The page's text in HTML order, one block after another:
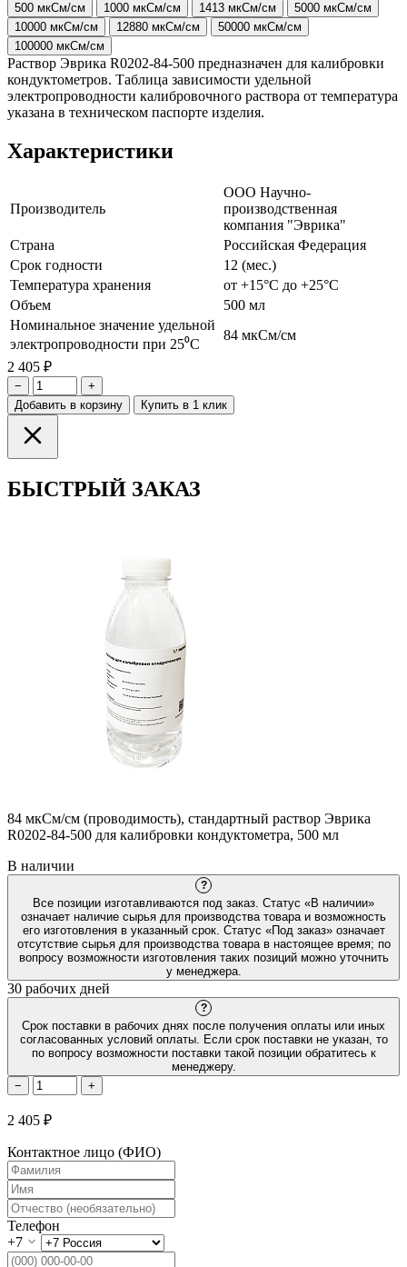
500 мкСм/см
1000 мкСм/см 1413 мкСм/см
5000 мкСм/см
10000 мкСм/см
12880 мкСм/см
50000 мкСм/см
100000 мкСм/см
Раствор Эврика R0202-84-500 предназначен для калибровки
кондуктометров. Таблица зависимости удельной
электропроводности калибровочного раствора от температура
указана в техническом паспорте изделия.
Характеристики
Производитель
ООО Научно-
производственная
компания "Эврика"
Страна
Российская Федерация
Срок годности
12 (мес.)
Температура хранения
от +15°С до +25°С
Объем
500 мл
Номинальное значение удельной
электропроводности при 25⁰С
84 мкСм/см
2 405 ₽
−
+
Добавить в корзину
Купить в 1 клик
БЫСТРЫЙ ЗАКАЗ
84 мкСм/см (проводимость), стандартный раствор Эврика
R0202-84-500 для калибровки кондуктометра, 500 мл
В наличии
?
Все позиции изготавливаются под заказ. Статус «В наличии»
означает наличие сырья для производства товара и возможность
его изготовления в указанный срок. Статус «Под заказ» означает
отсутствие сырья для производства товара в настоящее время; по
вопросу возможности изготовления таких позиций можно уточнить
у менеджера.
30 рабочих дней
?
Срок поставки в рабочих днях после получения оплаты или иных
согласованных условий оплаты. Если срок поставки не указан, то
по вопросу возможности поставки такой позиции обратитесь к
менеджеру.
−
+
2 405 ₽
Контактное лицо (ФИО)
Телефон
+7